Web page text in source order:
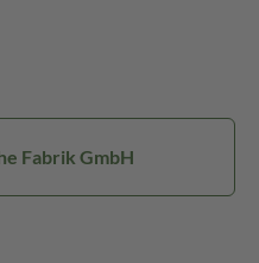
Fabrik GmbH